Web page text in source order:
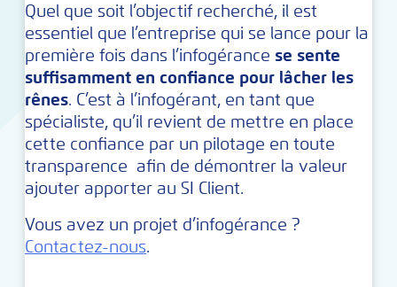
Quel que soit l’objectif recherché, il est
essentiel que l’entreprise qui se lance pour la
première fois dans l’infogérance se sente
suffisamment en confiance pour lâcher les
rênes. C’est à l’infogérant, en tant que
spécialiste, qu’il revient de mettre en place
cette confiance par un pilotage en toute
transparence afin de démontrer la valeur
ajouter apporter au SI Client.
Vous avez un projet d’infogérance ?
Contactez-nous.